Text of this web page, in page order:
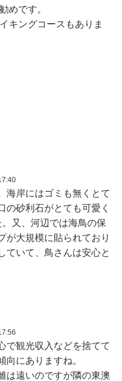
めです。
キングコースもありま
海岸にはゴミも無くとて
の砂利石がとても可愛く
又、河辺では海鳥の保
が大規模に貼られており
ていて、鳥さんは安心と
で観光収入などを捨てて
向にありますね。
は遠いのですが隣の東澳